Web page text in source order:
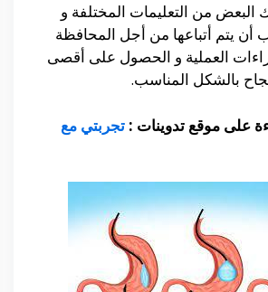
البعض من التعليمات المختلفة و
أن يتم أتباعها من أجل المحافظة
العملية و الحصول على أقصى
بالشكل المناسب.
على موقع تدوينات : تجربتي مع